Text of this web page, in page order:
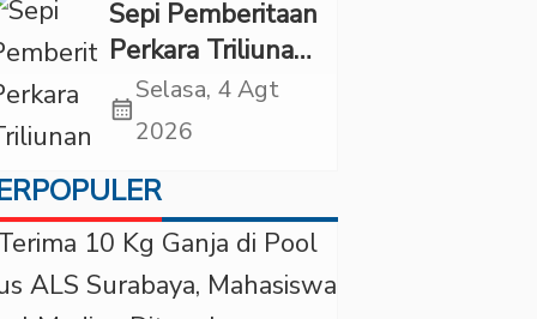
Brain Forum
2026 UPN
Veteran Jakarta”
Sepi Pemberitaan
Perkara Triliunan
Rupiah Investree,
Ternyata Sudah
calendar_month
Selasa, 4 Agt
2026